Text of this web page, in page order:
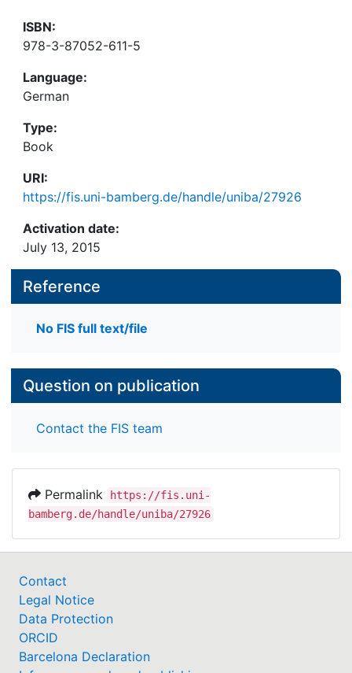
ISBN:
978-3-87052-611-5
Language:
German
Type:
Book
URI:
https://fis.uni-bamberg.de/handle/uniba/27926
Activation date:
July 13, 2015
Reference
No FIS full text/file
Question on publication
Contact the FIS team
Permalink
https://fis.uni-
bamberg.de/handle/uniba/27926
Contact
Legal Notice
Data Protection
ORCID
Barcelona Declaration